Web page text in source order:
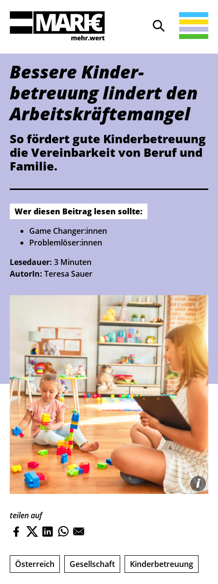
Suche öffnen
Suche
Bessere Kinder­
betreuung lindert den
Arbeitskräfte­mangel
So fördert gute Kinderbetreuung
die Vereinbarkeit von Beruf und
Familie.
Wer diesen Beitrag lesen sollte:
Game Changer:innen
Problemlöser:innen
Lesedauer: 3 Minuten
AutorIn: Teresa Sauer
i
teilen auf
Österreich Gesellschaft Kinderbetreuung